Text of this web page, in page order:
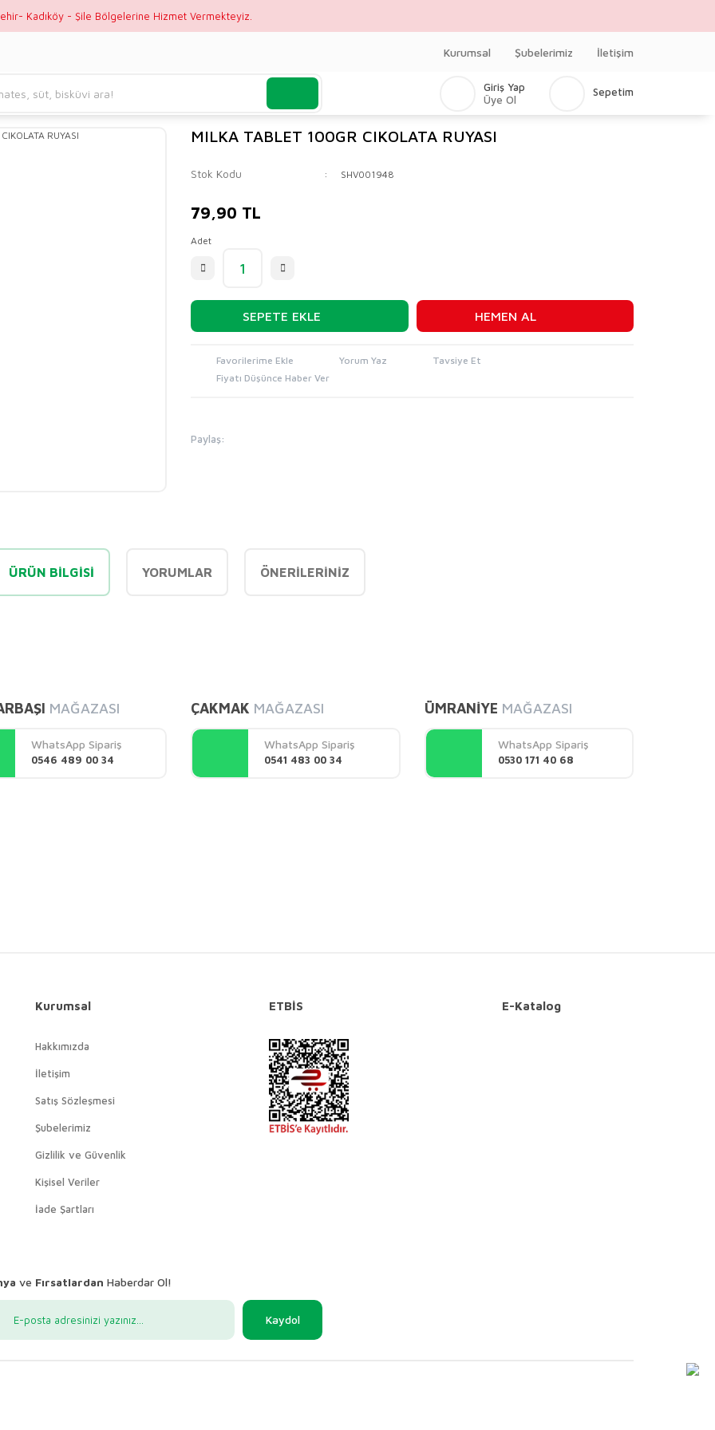
Kadıköy - Şile Bölgelerine Hizmet Vermekteyiz.
Kurumsal Şubelerimiz İletişim
Giriş Yap
Üye Ol
Sepetim
MILKA TABLET 100GR CIKOLATA RUYASI
Stok Kodu SHV001948
79,90 TL
Adet
SEPETE EKLE HEMEN AL
Yorum Yaz
Tavsiye Et
Fiyatı Düşünce Haber Ver
Paylaş:
ÜRÜN BILGISI YORUMLAR ÖNERILERINIZ
Yorum Yaz
MAĞAZASI
WhatsApp Sipariş
0546 489 00 34
ÇAKMAK MAĞAZASI
WhatsApp Sipariş
0541 483 00 34
ÜMRANİYE MAĞAZASI
WhatsApp Sipariş
0530 171 40 68
Kurumsal
Hakkımızda
İletişim
Satış Sözleşmesi
Şubelerimiz
Gizlilik ve Güvenlik
Kişisel Veriler
İade Şartları
ETBİS E-Katalog
ve Fırsatlardan Haberdar Ol!
Kaydol